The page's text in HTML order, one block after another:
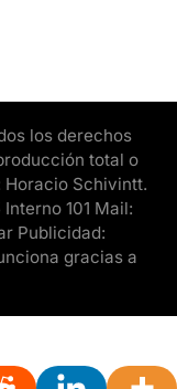
los derechos
total o
Schivintt.
101 Mail:
Publicidad:
gracias a